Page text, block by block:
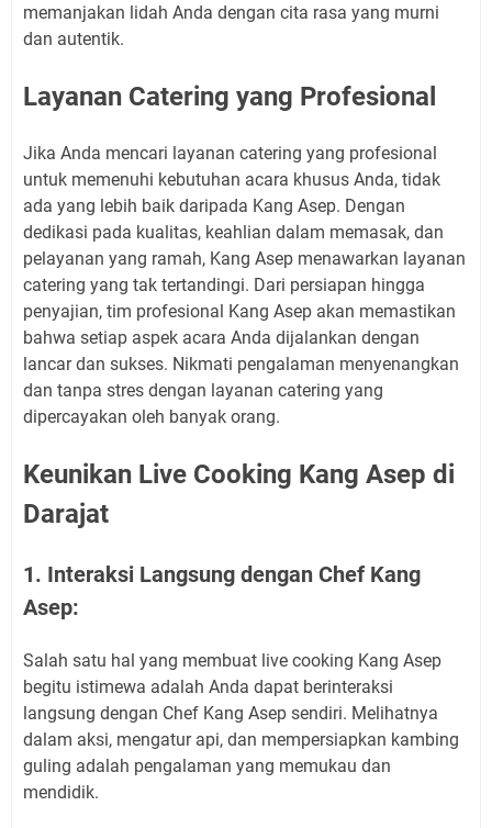
memanjakan lidah Anda dengan cita rasa yang murni
dan autentik.
Layanan Catering yang Profesional
Jika Anda mencari layanan catering yang profesional
untuk memenuhi kebutuhan acara khusus Anda, tidak
ada yang lebih baik daripada Kang Asep. Dengan
dedikasi pada kualitas, keahlian dalam memasak, dan
pelayanan yang ramah, Kang Asep menawarkan layanan
catering yang tak tertandingi. Dari persiapan hingga
penyajian, tim profesional Kang Asep akan memastikan
bahwa setiap aspek acara Anda dijalankan dengan
lancar dan sukses. Nikmati pengalaman menyenangkan
dan tanpa stres dengan layanan catering yang
dipercayakan oleh banyak orang.
Keunikan Live Cooking Kang Asep di
Darajat
1. Interaksi Langsung dengan Chef Kang
Asep:
Salah satu hal yang membuat live cooking Kang Asep
begitu istimewa adalah Anda dapat berinteraksi
langsung dengan Chef Kang Asep sendiri. Melihatnya
dalam aksi, mengatur api, dan mempersiapkan kambing
guling adalah pengalaman yang memukau dan
mendidik.